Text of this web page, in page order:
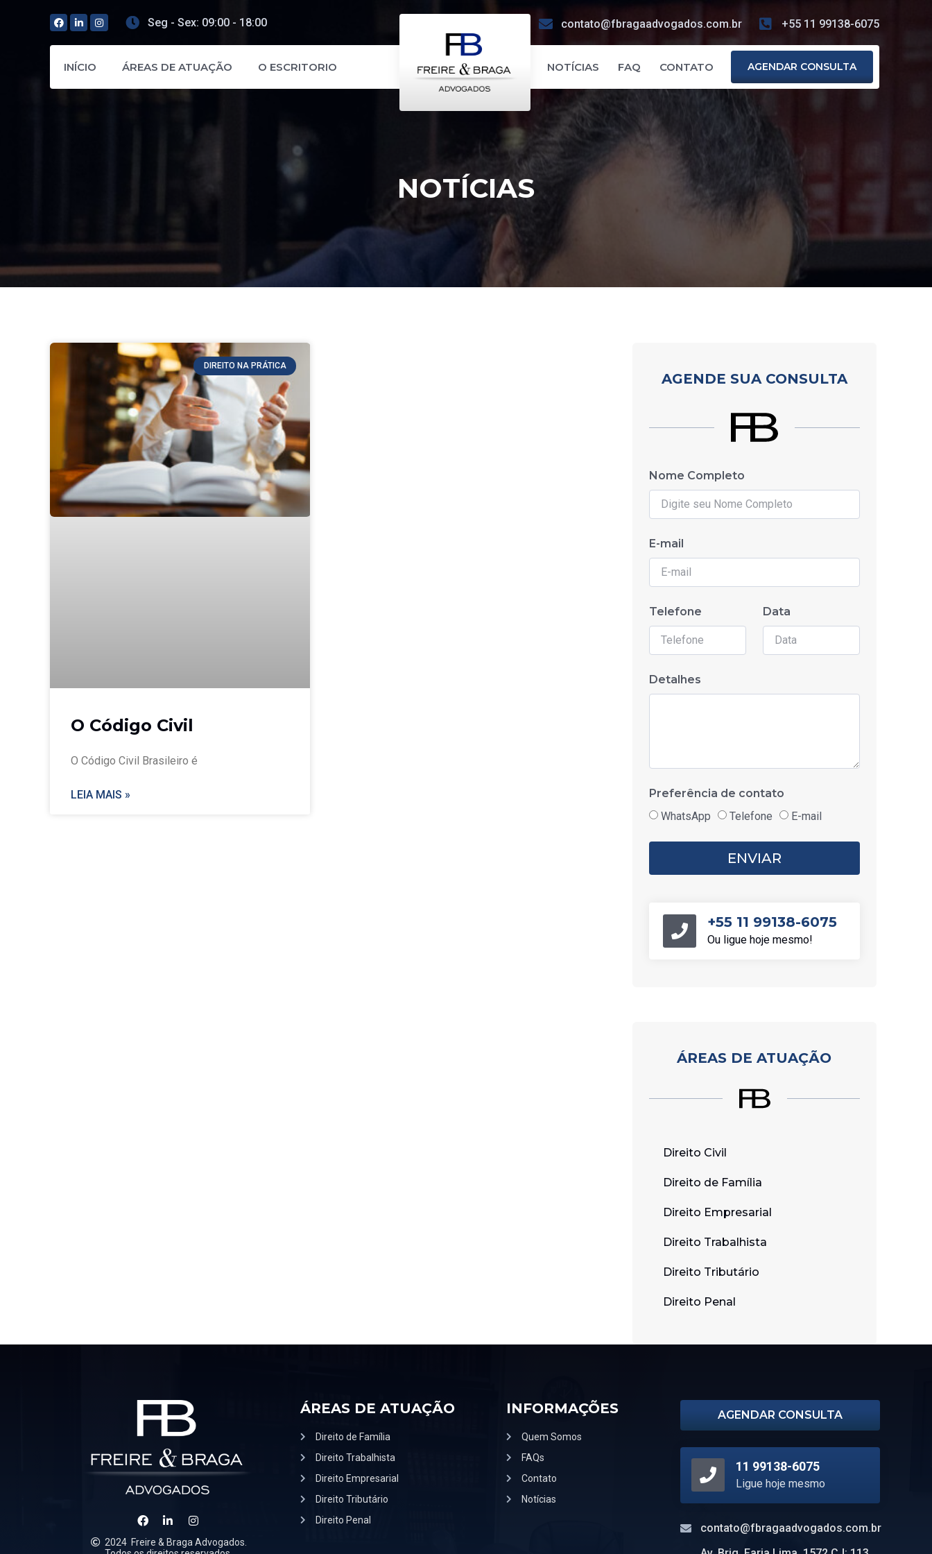
Seg - Sex: 09:00 - 18:00
INÍCIO ÁREAS DE ATUAÇÃO O ESCRITORIO
contato@fbragaadvogados.com.br +55 11 99138-6075
NOTÍCIAS FAQ CONTATO AGENDAR CONSULTA
NOTÍCIAS
DIREITO NA PRÁTICA
O Código Civil
O Código Civil Brasileiro é
LEIA MAIS »
AGENDE SUA CONSULTA
Nome Completo
E-mail
Telefone Data
Detalhes
Preferência de contato
WhatsApp
Telefone E-mail
ENVIAR
+55 11 99138-6075
Ou ligue hoje mesmo!
ÁREAS DE ATUAÇÃO
Direito Civil
Direito de Família
Direito Empresarial
Direito Trabalhista
Direito Tributário
Direito Penal
2024 Freire & Braga Advogados.
ÁREAS DE ATUAÇÃO
Direito de Família
Direito Trabalhista
Direito Empresarial
Direito Tributário
Direito Penal
INFORMAÇÕES
Quem Somos
FAQs
Contato
Notícias
AGENDAR CONSULTA
11 99138-6075
Ligue hoje mesmo
contato@fbragaadvogados.com.br